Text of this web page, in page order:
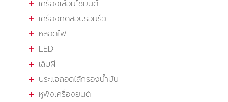
เครื่องเลื่อยโซ่ยนต์
เครื่องทดสอบรอยรั่ว
หลอดไฟ
LED
เล็บผี
ประแจถอดไส้กรองน้ำมัน
หูฟังเครื่องยนต์